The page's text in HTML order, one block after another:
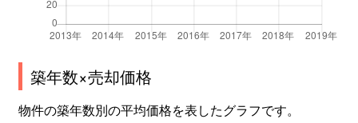
築年数×売却価格
物件の築年数別の平均価格を表したグラフです。